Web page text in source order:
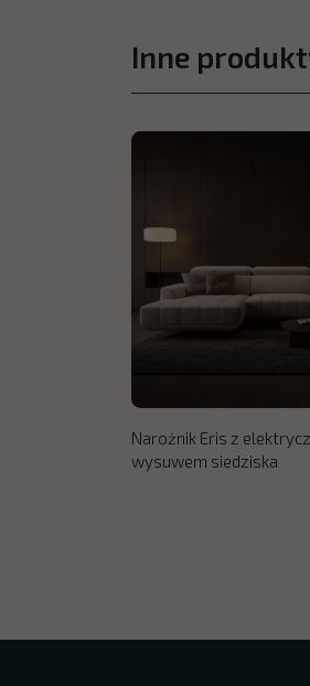
Inne
Narożnik Eris z
wysuwem siedziska